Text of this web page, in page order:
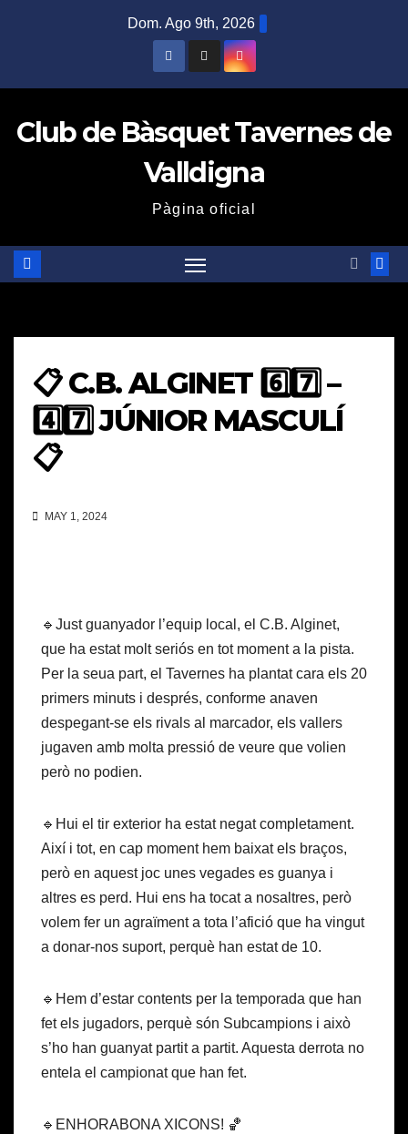
Dom. Ago 9th, 2026
Club de Bàsquet Tavernes de
Valldigna
Pàgina oficial
📋 C.B. ALGINET 6️⃣7️⃣ –
4️⃣7️⃣ JÚNIOR MASCULÍ
📋
MAY 1, 2024
🔹Just guanyador l’equip local, el C.B. Alginet,
que ha estat molt seriós en tot moment a la pista.
Per la seua part, el Tavernes ha plantat cara els 20
primers minuts i després, conforme anaven
despegant-se els rivals al marcador, els vallers
jugaven amb molta pressió de veure que volien
però no podien.
🔹Hui el tir exterior ha estat negat completament.
Així i tot, en cap moment hem baixat els braços,
però en aquest joc unes vegades es guanya i
altres es perd. Hui ens ha tocat a nosaltres, però
volem fer un agraïment a tota l’afició que ha vingut
a donar-nos suport, perquè han estat de 10.
🔹Hem d’estar contents per la temporada que han
fet els jugadors, perquè són Subcampions i això
s’ho han guanyat partit a partit. Aquesta derrota no
entela el campionat que han fet.
🔹ENHORABONA XICONS! 🏀